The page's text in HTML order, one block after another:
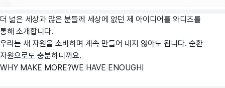
더 넓은 세상과 많은 분들께 세상에 없던 제 아이디어를 와디즈를
통해 소개합니다.
우리는 새 자원을 소비하며 계속 만들어 내지 않아도 됩니다. 순환
자원으로도 충분하니까요.
WHY MAKE MORE?WE HAVE ENOUGH!